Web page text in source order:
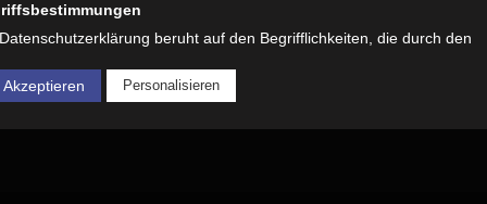
beruht auf den Begrifflichkeiten, die durch den
Grundverordnung (DS-GVO) verwendet wurden. Unsere
soll sowohl für die Öffentlichkeit als auch für unsere
und Geschäftspartner einfach lesbar und verständlich sein. Um dies
möchten wir vorab die verwendeten Begrifflichkeiten
Personalisieren